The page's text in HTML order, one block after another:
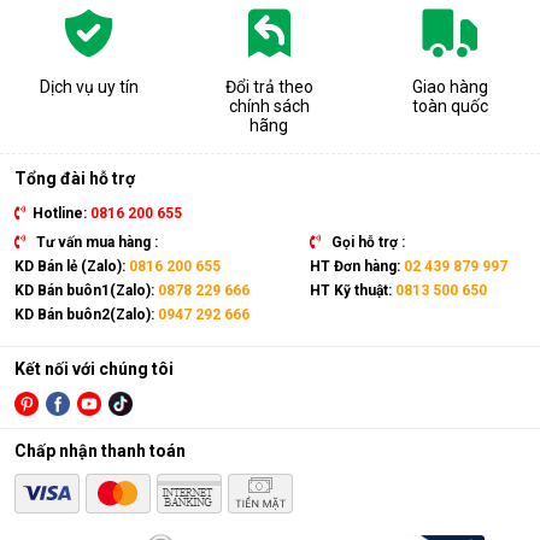
dị ứng thường gặp.
Bảo quản các thiết bị điện, đồ dùng trong nhà tránh tiếp
toàn khi sử dụng.
Hỗ trợ sấy khô quần áo, giày dép,... nhanh chóng trong
những ngày mưa ẩm. Ngăn chặn nấm mốc, vi khuẩn, mùi
hôi và chất gây dị ứng bám trên quần áo.
Dịch vụ uy tín
Đổi trả theo
chính sách
hãng
Giao hàng
toàn quốc
Tổng đài hỗ trợ
Hotline: 0816 200 655
Tư vấn mua hàng :
KD Bán lẻ (Zalo): 0816 200 655
KD Bán buôn1(Zalo): 0878 229 666
KD Bán buôn2(Zalo): 0947 292 666
Gọi hỗ trợ :
HT Đơn hàng: 02 439 879 997
HT Kỹ thuật: 0813 500 650
Kết nối với chúng tôi
Chấp nhận thanh toán